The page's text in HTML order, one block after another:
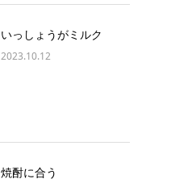
いっしょうがミルク
2023.10.12
焼酎に合う